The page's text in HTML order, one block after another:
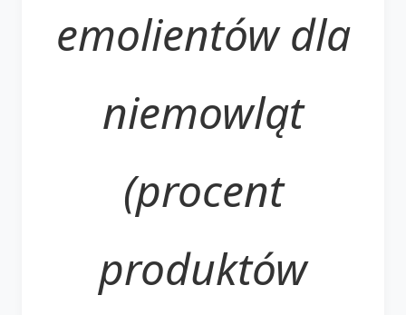
emolientów dla
niemowląt
(procent
produktów